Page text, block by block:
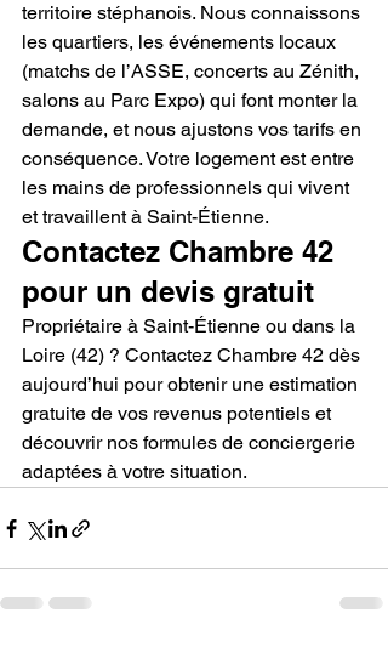
territoire stéphanois. Nous connaissons
les quartiers, les événements locaux
(matchs de l’ASSE, concerts au Zénith,
salons au Parc Expo) qui font monter la
demande, et nous ajustons vos tarifs en
conséquence. Votre logement est entre
les mains de professionnels qui vivent
et travaillent à Saint-Étienne.
Contactez Chambre 42
pour un devis gratuit
Propriétaire à Saint-Étienne ou dans la
Loire (42) ? Contactez Chambre 42 dès
aujourd’hui pour obtenir une estimation
gratuite de vos revenus potentiels et
découvrir nos formules de conciergerie
adaptées à votre situation.